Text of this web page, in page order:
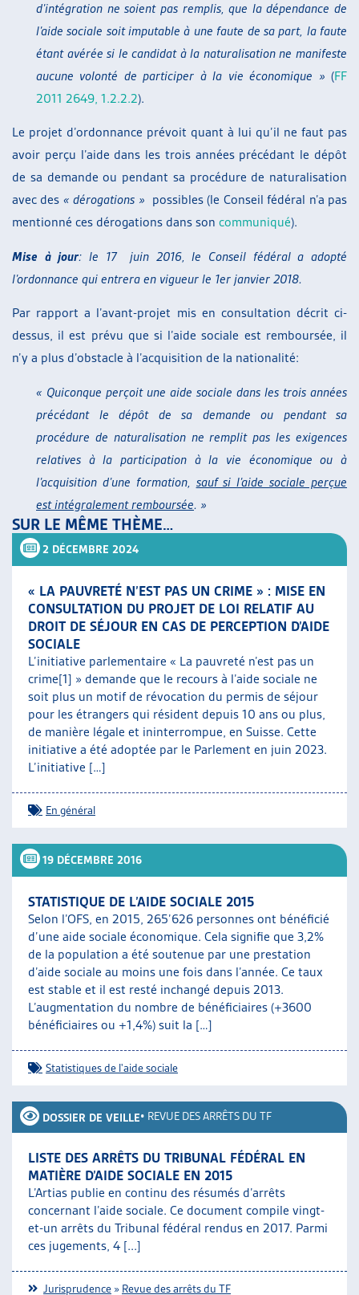
d’intégration ne soient pas remplis, que la dépendance de
l’aide sociale soit imputable à une faute de sa part, la faute
étant avérée si le candidat à la naturalisation ne manifeste
aucune volonté de participer à la vie économique » (FF
2011 2649, 1.2.2.2).
Le projet d’ordonnance prévoit quant à lui qu’il ne faut pas
avoir perçu l’aide dans les trois années précédant le dépôt
de sa demande ou pendant sa procédure de naturalisation
avec des « dérogations » possibles (le Conseil fédéral n’a pas
mentionné ces dérogations dans son communiqué).
Mise à jour: le 17 juin 2016, le Conseil fédéral a adopté
l’ordonnance qui entrera en vigueur le 1er janvier 2018.
Par rapport a l’avant-projet mis en consultation décrit ci-
dessus, il est prévu que si l’aide sociale est remboursée, il
n’y a plus d’obstacle à l’acquisition de la nationalité:
« Quiconque perçoit une aide sociale dans les trois années
précédant le dépôt de sa demande ou pendant sa
procédure de naturalisation ne remplit pas les exigences
relatives à la participation à la vie économique ou à
l’acquisition d’une formation, sauf si l’aide sociale perçue
est intégralement remboursée. »
SUR LE MÊME THÈME…
2 DÉCEMBRE 2024
« LA PAUVRETÉ N’EST PAS UN CRIME » : MISE EN
CONSULTATION DU PROJET DE LOI RELATIF AU
DROIT DE SÉJOUR EN CAS DE PERCEPTION D’AIDE
SOCIALE
L’initiative parlementaire « La pauvreté n’est pas un
crime[1] » demande que le recours à l’aide sociale ne
soit plus un motif de révocation du permis de séjour
pour les étrangers qui résident depuis 10 ans ou plus,
de manière légale et ininterrompue, en Suisse. Cette
initiative a été adoptée par le Parlement en juin 2023.
L’initiative […]
En général
19 DÉCEMBRE 2016
STATISTIQUE DE L’AIDE SOCIALE 2015
Selon l’OFS, en 2015, 265’626 personnes ont bénéficié
d’une aide sociale économique. Cela signifie que 3,2%
de la population a été soutenue par une prestation
d’aide sociale au moins une fois dans l’année. Ce taux
est stable et il est resté inchangé depuis 2013.
L’augmentation du nombre de bénéficiaires (+3600
bénéficiaires ou +1,4%) suit la […]
Statistiques de l'aide sociale
DOSSIER DE VEILLE• REVUE DES ARRÊTS DU TF
LISTE DES ARRÊTS DU TRIBUNAL FÉDÉRAL EN
MATIÈRE D’AIDE SOCIALE EN 2015
L’Artias publie en continu des résumés d’arrêts
concernant l’aide sociale. Ce document compile vingt-
et-un arrêts du Tribunal fédéral rendus en 2017. Parmi
ces jugements, 4 [...]
Jurisprudence » Revue des arrêts du TF